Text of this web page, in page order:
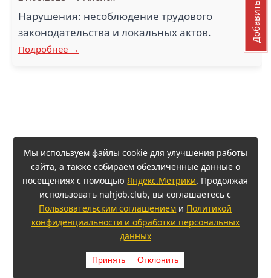
Нарушения: несоблюдение трудового
законодательства и локальных актов.
Подробнее →
Мы используем файлы cookie для улучшения работы
сайта, а также собираем обезличенные данные о
посещениях с помощьюЯндекс.Метрики. Продолжая
использовать nahjob.club, вы соглашаетесь с
Пользовательским соглашением и Политикой
конфиденциальности и обработки персональных
данных
Принять Отклонить